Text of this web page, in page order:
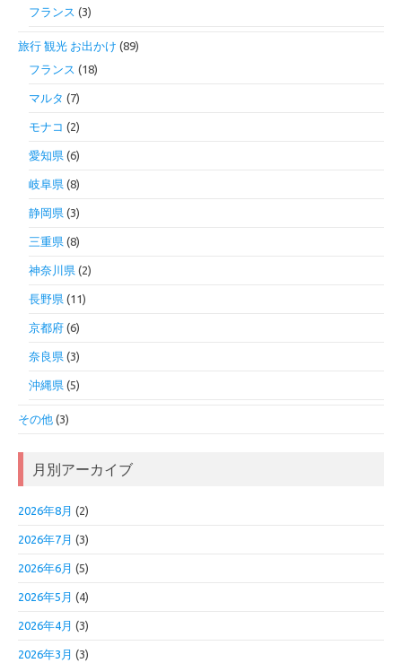
フランス (3)
旅行 観光 お出かけ (89)
フランス (18)
マルタ (7)
モナコ (2)
愛知県 (6)
岐阜県 (8)
静岡県 (3)
三重県 (8)
神奈川県 (2)
長野県 (11)
京都府 (6)
奈良県 (3)
沖縄県 (5)
その他 (3)
月別アーカイブ
2026年8月 (2)
2026年7月 (3)
2026年6月 (5)
2026年5月 (4)
2026年4月 (3)
2026年3月 (3)